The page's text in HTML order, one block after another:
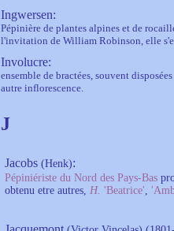
Ingwersen:
Pépinière de plantes alpines et de
l'invitation de William Robinson, elle
Involucre:
ensemble de bractées, souvent
autre inflorescence.
J
Jacobs (Henk):
Pépiniériste du Nord des Pays-Bas
obtenu etre autres, H. 'Beatrice',